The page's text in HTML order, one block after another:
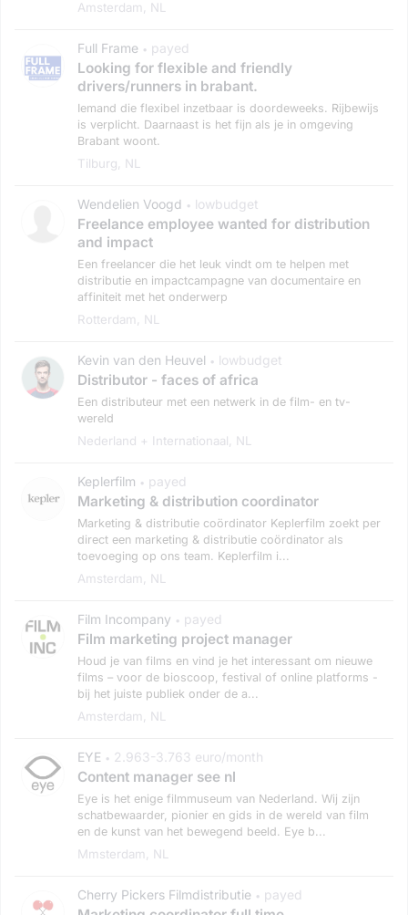
Amsterdam, NL
Full Frame • payed
Looking for flexible and friendly
drivers/runners in brabant.
Iemand die flexibel inzetbaar is doordeweeks. Rijbewijs
is verplicht. Daarnaast is het fijn als je in omgeving
Brabant woont.
Tilburg, NL
Wendelien Voogd • lowbudget
Freelance employee wanted for distribution
and impact
Een freelancer die het leuk vindt om te helpen met
distributie en impactcampagne van documentaire en
affiniteit met het onderwerp
Rotterdam, NL
Kevin van den Heuvel • lowbudget
Distributor - faces of africa
Een distributeur met een netwerk in de film- en tv-
wereld
Nederland + Internationaal, NL
Keplerfilm • payed
Marketing & distribution coordinator
Marketing & distributie coördinator Keplerfilm zoekt per
direct een marketing & distributie coördinator als
toevoeging op ons team. Keplerfilm i...
Amsterdam, NL
Film Incompany • payed
Film marketing project manager
Houd je van films en vind je het interessant om nieuwe
films – voor de bioscoop, festival of online platforms -
bij het juiste publiek onder de a...
Amsterdam, NL
EYE • 2.963-3.763 euro/month
Content manager see nl
Eye is het enige filmmuseum van Nederland. Wij zijn
schatbewaarder, pionier en gids in de wereld van film
en de kunst van het bewegend beeld. Eye b...
Mmsterdam, NL
Cherry Pickers Filmdistributie • payed